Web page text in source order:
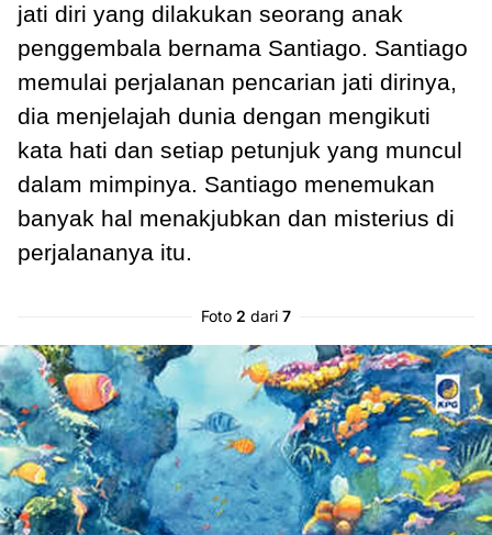
jati diri yang dilakukan seorang anak
penggembala bernama Santiago. Santiago
memulai perjalanan pencarian jati dirinya,
dia menjelajah dunia dengan mengikuti
kata hati dan setiap petunjuk yang muncul
dalam mimpinya. Santiago menemukan
banyak hal menakjubkan dan misterius di
perjalananya itu.
Foto 2 dari 7